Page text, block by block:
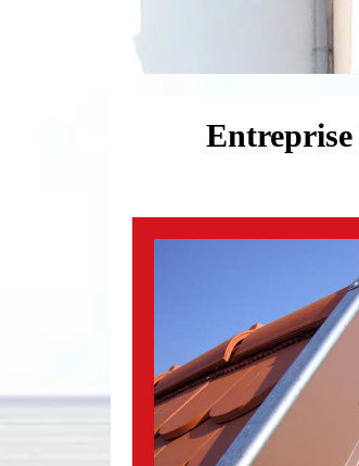
Entreprise